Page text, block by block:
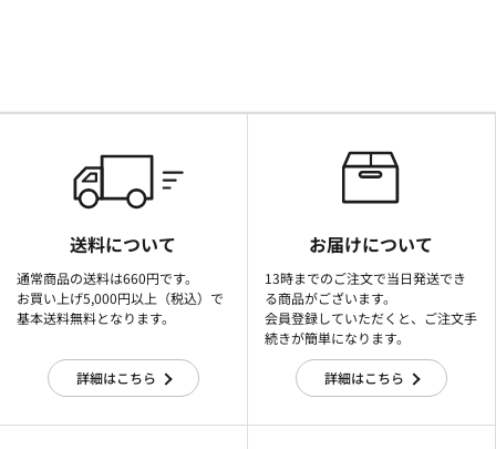
送料について
通常商品の送料は660円です。
お買い上げ5,000円以上（税込）で
基本送料無料となります。
詳細はこちら
お届けについて
13時までのご注文で当日発送でき
る商品がございます。
会員登録していただくと、ご注文手
続きが簡単になります。
詳細はこちら